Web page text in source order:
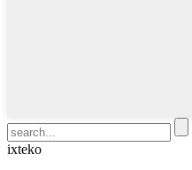
ixteko